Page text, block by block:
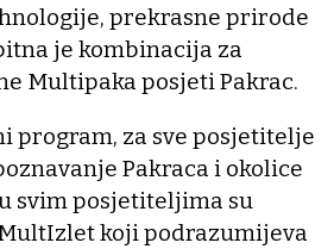
prekrasne prirode
je kombinacija za
Multipaka posjeti Pakrac.
program, za sve posjetitelje
Pakraca i okolice
svim posjetiteljima su
koji podrazumijeva